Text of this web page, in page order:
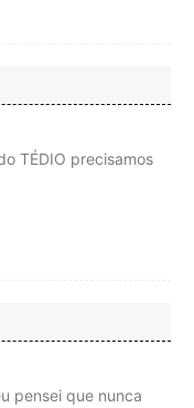
TÉDIO precisamos
pensei que nunca